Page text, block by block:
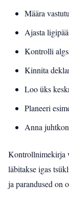
Määra
Ajasta
Kontrolli
Kinnita
Loo üks
Planeeri
Anna
Kontrollnimekirja
läbitakse igas
ja parandused on